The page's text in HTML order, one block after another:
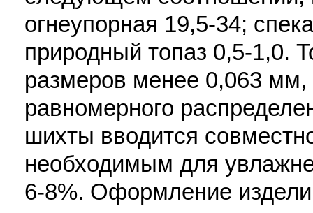
огнеупорная 19,5-34;
природный топаз 0,5-1,0.
размеров менее 0,063 мм,
равномерного
шихты вводится
необходимым для
6-8%. Оформление